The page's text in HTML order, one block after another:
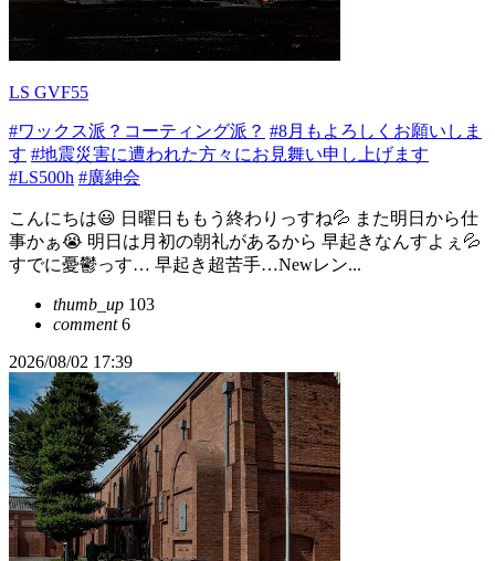
LS GVF55
#ワックス派？コーティング派？ #8月もよろしくお願いしま
す #地震災害に遭われた方々にお見舞い申し上げます
#LS500h #廣紳会
こんにちは😃 日曜日ももう終わりっすね💦 また明日から仕
事かぁ😭 明日は月初の朝礼があるから 早起きなんすよぇ💦
すでに憂鬱っす… 早起き超苦手…Newレン...
thumb_up 103
comment6
2026/08/02 17:39